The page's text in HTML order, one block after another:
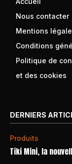
Nous contacter
Mentions
Conditions
Politique de
et des cookies
DERNIERS
Produits
Tiki Mini, la